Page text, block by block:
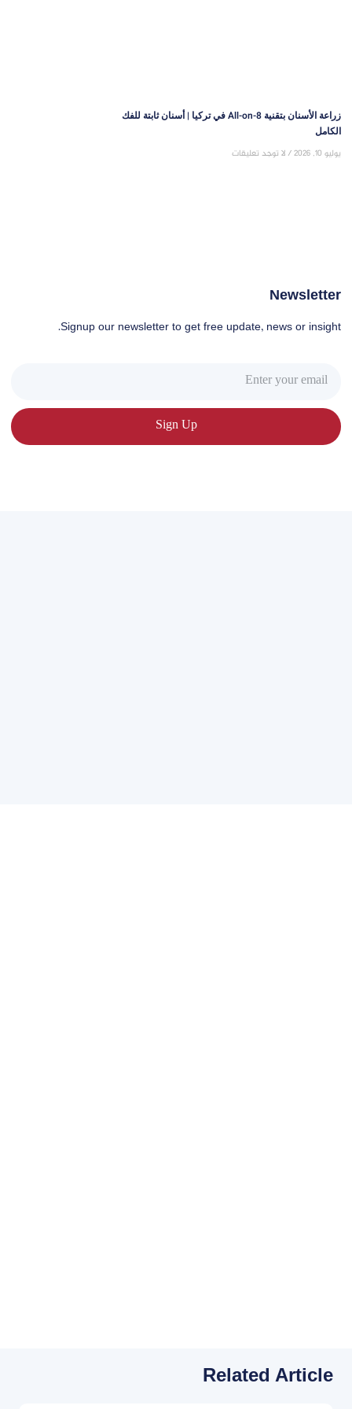
زراعة الأسنان بتقنية All-on-8 في تركيا | أسنان ثابتة للفك
الكامل
يوليو 10, 2026 لا توجد تعليقات
Newsletter
Signup our newsletter to get free update, news or insight.
Sign Up
Related Article